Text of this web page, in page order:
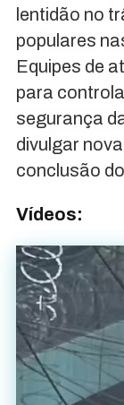
lentidão no
populares
Equipes de
para
segurança
divulgar
conclusão
Vídeos:
Tocador
de
vídeo